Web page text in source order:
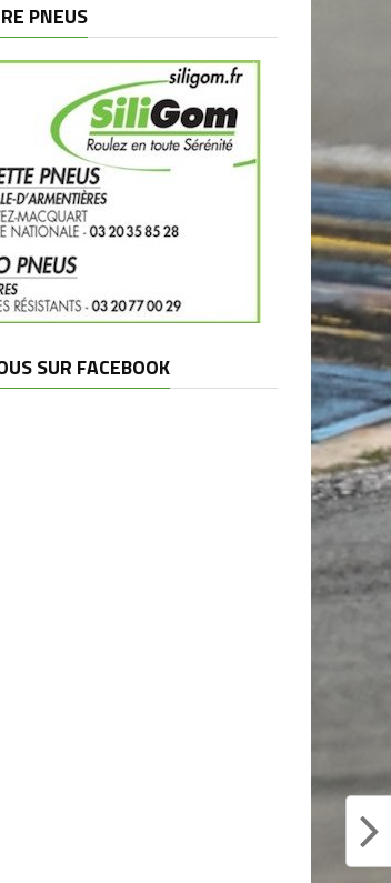
PNEUS
SUR FACEBOOK